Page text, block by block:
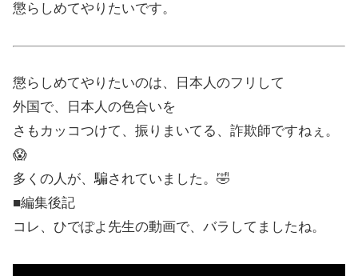
懲らしめてやりたいです。
懲らしめてやりたいのは、日本人のフリして
外国で、日本人の色合いを
さもカッコつけて、振りまいてる、詐欺師ですねぇ。
😱
多くの人が、騙されていました。🤣
■編集後記
コレ、ひでぽよ先生の動画で、バラしてましたね。